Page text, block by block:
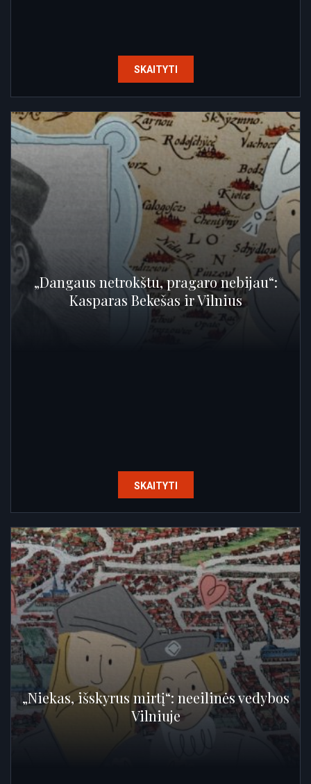
SKAITYTI
„Dangaus netrokštu, pragaro nebijau“:
Kasparas Bekešas ir Vilnius
SKAITYTI
„Niekas, išskyrus mirtį“: neeilinės vedybos
Vilniuje